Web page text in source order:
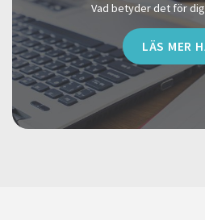
Vad betyder det för
LÄS MER